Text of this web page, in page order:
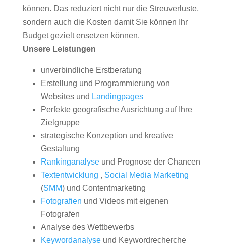
können. Das reduziert nicht nur die Streuverluste,
sondern auch die Kosten damit Sie können Ihr
Budget gezielt ensetzen können.
Unsere Leistungen
unverbindliche Erstberatung
Erstellung und Programmierung von
Websites und Landingpages
Perfekte geografische Ausrichtung auf Ihre
Zielgruppe
strategische Konzeption und kreative
Gestaltung
Rankinganalyseund Prognose der Chancen
Textentwicklung , Social Media Marketing
(SMM) und Contentmarketing
Fotografien und Videos mit eigenen
Fotografen
Analyse des Wettbewerbs
Keywordanalyseund Keywordrecherche